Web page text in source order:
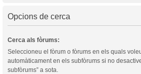
Opcions de cerca
Cerca als fòrums:
Seleccioneu el fòrum o fòrums en els quals
automàticament en els subfòrums si no
subfòrums” a sota.